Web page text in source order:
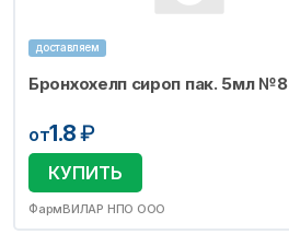
доставляем
Бронхохелп сироп пак. 5мл №8
от1.8₽
КУПИТЬ
ФармВИЛАР НПО ООО